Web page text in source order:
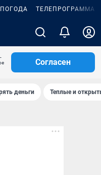
ПОГОДА ТЕЛЕПРОГРАММА
Согласен
деньги Теплые и